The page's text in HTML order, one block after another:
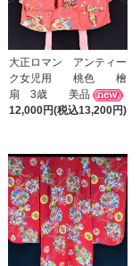
大正ロマン アンティー
ク女児用 桃色 檜
扇 3歳 美品
12,000円(税込13,200円)